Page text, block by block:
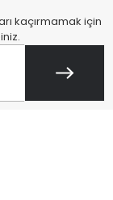
kaçırmamak için